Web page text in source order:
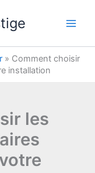
» Comment choisir
installation
les